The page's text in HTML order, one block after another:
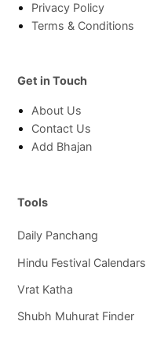
Privacy Policy
Terms & Conditions
Get in Touch
About Us
Contact Us
Add Bhajan
Tools
Daily Panchang
Hindu Festival Calendars
Vrat Katha
Shubh Muhurat Finder